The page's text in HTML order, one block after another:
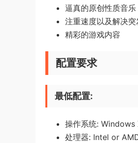
逼真的原创性质音乐
注重速度以及解决
精彩的游戏内容
配置要求
最低配置:
操作系统: Windows
处理器: Intel or